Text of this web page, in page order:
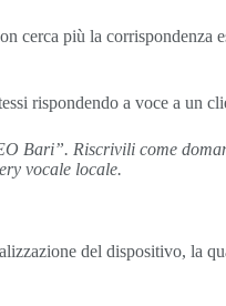
cerca più la
rispondendo a voce a un
Bari”. Riscrivili come
vocale locale.
del dispositivo, la